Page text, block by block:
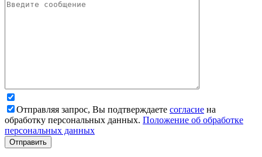
Отправляя запрос, Вы подтверждаете согласие на
обработку персональных данных. Положение об обработке
персональных данных